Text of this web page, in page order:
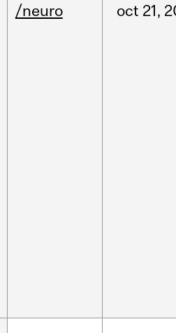
/neuro oct 21,